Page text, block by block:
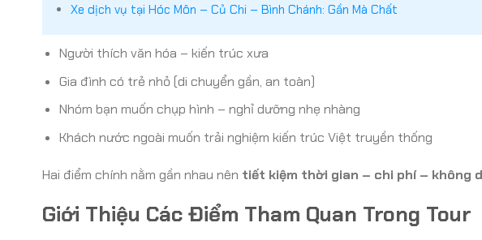
Xe dịch vụ tại Hóc Môn – Củ Chi – Bình Chánh: Gần Mà Chất
Người thích văn hóa – kiến trúc xưa
Gia đình có trẻ nhỏ (di chuyển gần, an toàn)
Nhóm bạn muốn chụp hình – nghỉ dưỡng nhẹ nhàng
Khách nước ngoài muốn trải nghiệm kiến trúc Việt truyền thống
Hai điểm chính nằm gần nhau nên tiết kiệm thời gian – chi phí – không
Giới Thiệu Các Điểm Tham Quan Trong Tour